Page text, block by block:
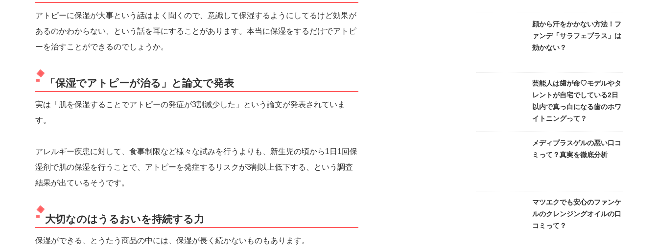
アトピーに保湿が大事という話はよく聞くので、意識して保湿するようにしてるけど効果が
あるのかわからない、という話を耳にすることがあります。本当に保湿をするだけでアトピ
ーを治すことができるのでしょうか。
「保湿でアトピーが治る」と論文で発表
実は「肌を保湿することでアトピーの発症が3割減少した」という論文が発表されていま
す。
アレルギー疾患に対して、食事制限など様々な試みを行うよりも、新生児の頃から1日1回保
湿剤で肌の保湿を行うことで、アトピーを発症するリスクが3割以上低下する、という調査
結果が出ているそうです。
大切なのはうるおいを持続する力
保湿ができる、とうたう商品の中には、保湿が長く続かないものもあります。
顔から汗をかかない方法！フ
ァンデ「サラフェプラス」は
効かない？
芸能人は歯が命♡モデルやタ
レントが自宅でしている2日
以内で真っ白になる歯のホワ
イトニングって？
メディプラスゲルの悪い口コ
ミって？真実を徹底分析
マツエクでも安心のファンケ
ルのクレンジングオイルの口
コミって？